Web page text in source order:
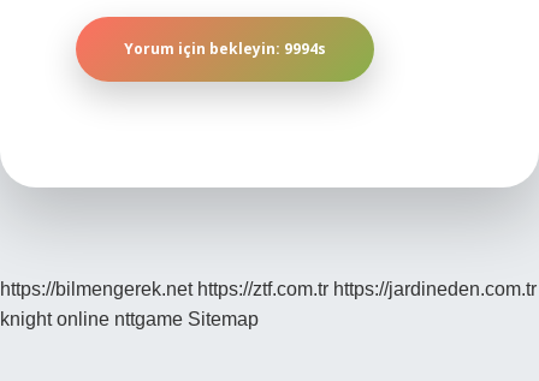
https://bilmengerek.net https://ztf.com.tr https://jardineden.com.tr
knight online nttgame Sitemap